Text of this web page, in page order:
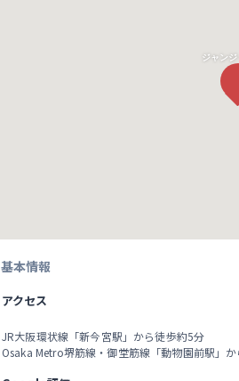
ジャン
基本情報
アクセス
JR大阪環状線「新今宮駅」から徒歩約5分
Osaka Metro堺筋線・御堂筋線「動物園前駅」